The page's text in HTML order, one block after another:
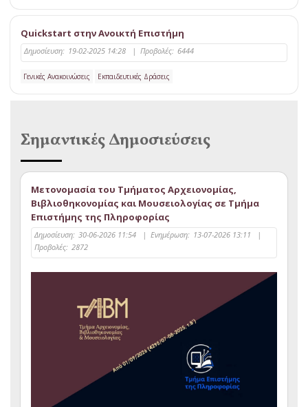
Quickstart στην Ανοικτή Επιστήμη
Δημοσίευση: 19-02-2025 14:28 | Προβολές: 6444
Γενικές Ανακοινώσεις Εκπαιδευτικές Δράσεις
Σημαντικές Δημοσιεύσεις
Μετονομασία του Τμήματος Αρχειονομίας,
Βιβλιοθηκονομίας και Μουσειολογίας σε Τμήμα
Επιστήμης της Πληροφορίας
Δημοσίευση: 30-06-2026 11:54 | Ενημέρωση: 13-07-2026 13:11
|
Προβολές: 2872